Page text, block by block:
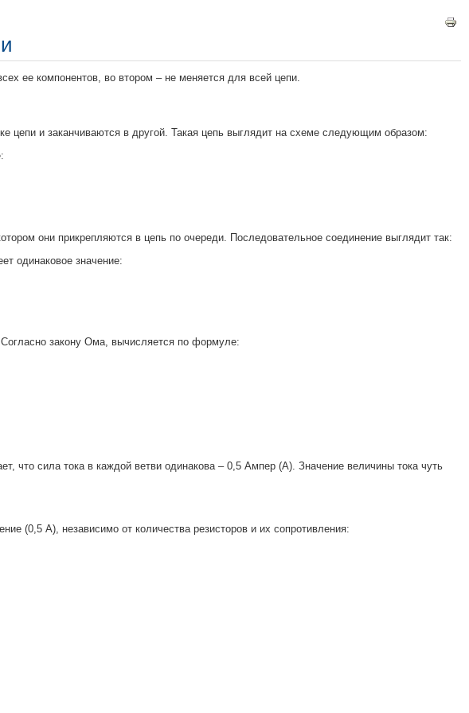
ее компонентов, во втором – не меняется для всей цепи.
цепи и заканчиваются в другой. Такая цепь выглядит на схеме следующим образом:
они прикрепляются в цепь по очереди. Последовательное соединение выглядит так:
одинаковое значение:
закону Ома, вычисляется по формуле:
что сила тока в каждой ветви одинакова – 0,5 Ампер (А). Значение величины тока чуть
(0,5 А), независимо от количества резисторов и их сопротивления: